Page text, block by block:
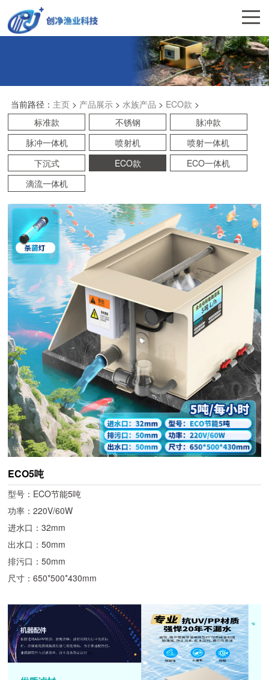
当前路径： 主页> 产品展示> 水族产品 > ECO款 >
标准款
不锈钢
脉冲款
脉冲一体机
喷射机
喷射一体机
下沉式
ECO款
ECO一体机
滴流一体机
ECO5吨
型号：ECO节能5吨
功率：220V/60W
进水口：32mm
出水口：50mm
排污口：50mm
尺寸：650*500*430mm